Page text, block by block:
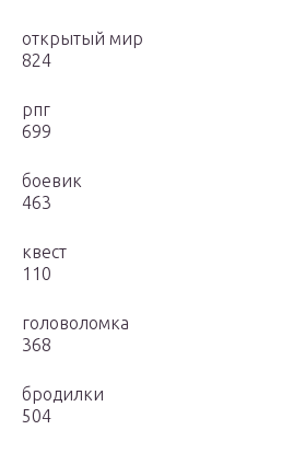
открытый мир
824
рпг
699
боевик
463
квест
110
головоломка
368
бродилки
504